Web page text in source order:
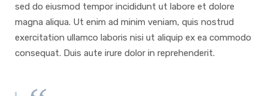
sed do eiusmod tempor incididunt ut labore et dolore
magna aliqua. Ut enim ad minim veniam, quis nostrud
exercitation ullamco laboris nisi ut aliquip ex ea commodo
consequat. Duis aute irure dolor in reprehenderit.